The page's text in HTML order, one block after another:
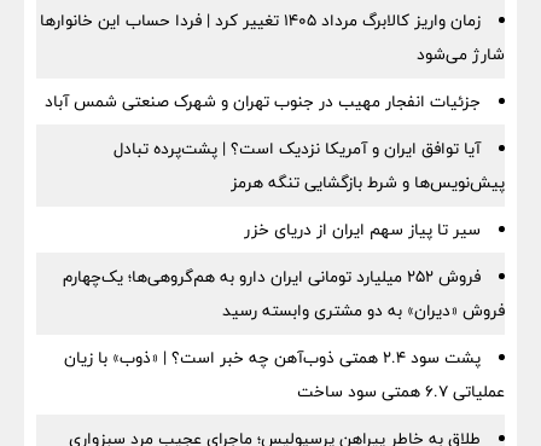
زمان واریز کالابرگ مرداد ۱۴۰۵ تغییر کرد | فردا حساب این خانوارها
شارژ می‌شود
جزئیات انفجار مهیب در جنوب تهران و شهرک صنعتی شمس آباد
آیا توافق ایران و آمریکا نزدیک است؟ | پشت‌پرده تبادل
پیش‌نویس‌ها و شرط بازگشایی تنگه هرمز
سیر تا پیاز سهم ایران از دریای خزر
فروش ۲۵۲ میلیارد تومانی ایران دارو به هم‌گروهی‌ها؛ یک‌چهارم
فروش «دیران» به دو مشتری وابسته رسید
پشت سود ۲.۴ همتی ذوب‌آهن چه خبر است؟ | «ذوب» با زیان
عملیاتی ۶.۷ همتی سود ساخت
طلاق به خاطر پیراهن پرسپولیس؛ ماجرای عجیب مرد سبزواری